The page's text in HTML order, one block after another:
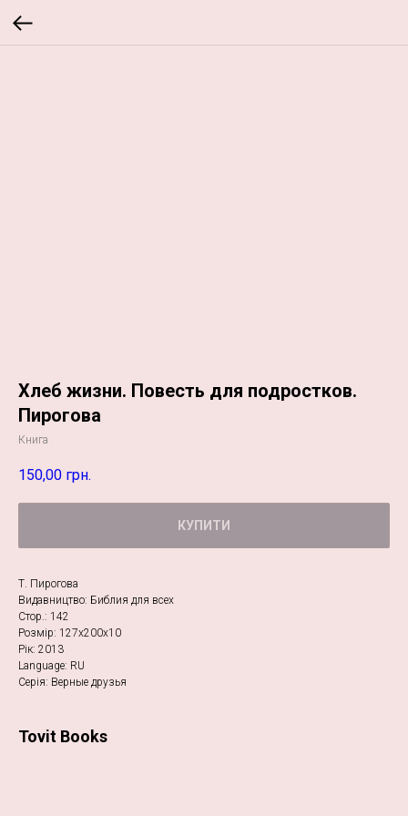
Хлеб жизни. Повесть для подростков.
Пирогова
Книга
150,00 грн.
КУПИТИ
Т. Пирогова
Видавництво: Библия для всех
Стор.: 142
Розмір: 127х200х10
Рік: 2013
Language: RU
Серія: Верные друзья
Tovit Books